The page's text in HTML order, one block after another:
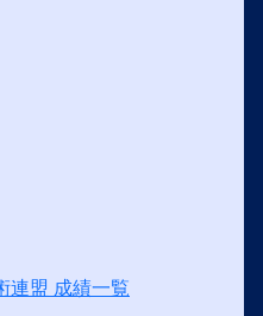
連盟 成績一覧